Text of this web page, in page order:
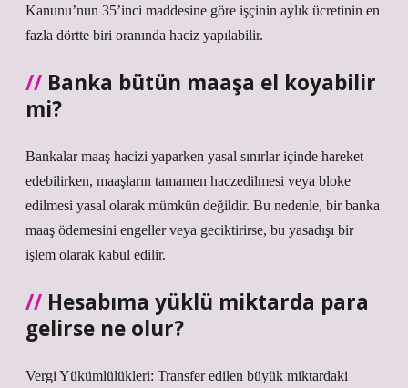
Kanunu’nun 35’inci maddesine göre işçinin aylık ücretinin en
fazla dörtte biri oranında haciz yapılabilir.
Banka bütün maaşa el koyabilir
mi?
Bankalar maaş hacizi yaparken yasal sınırlar içinde hareket
edebilirken, maaşların tamamen haczedilmesi veya bloke
edilmesi yasal olarak mümkün değildir. Bu nedenle, bir banka
maaş ödemesini engeller veya geciktirirse, bu yasadışı bir
işlem olarak kabul edilir.
Hesabıma yüklü miktarda para
gelirse ne olur?
Vergi Yükümlülükleri: Transfer edilen büyük miktardaki